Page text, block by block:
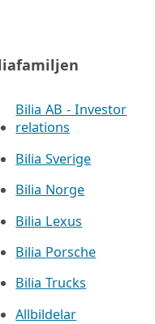
Bilia AB - Investor
relations
Bilia Sverige
Bilia Norge
Bilia Lexus
Bilia Porsche
Bilia Trucks
Allbildelar